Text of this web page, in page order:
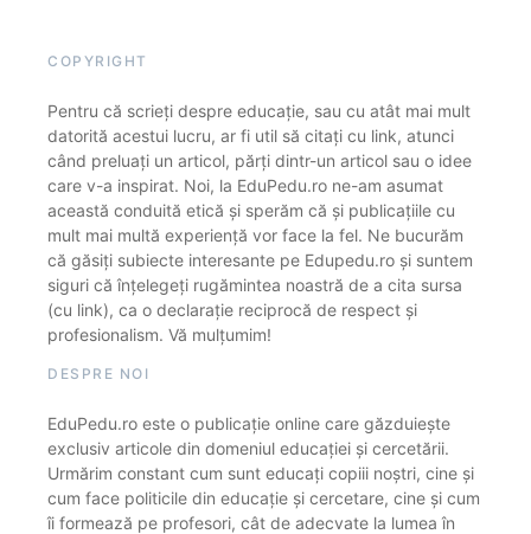
COPYRIGHT
Pentru că scrieți despre educație, sau cu atât mai mult
datorită acestui lucru, ar fi util să citați cu link, atunci
când preluați un articol, părți dintr-un articol sau o idee
care v-a inspirat. Noi, la EduPedu.ro ne-am asumat
această conduită etică și sperăm că și publicațiile cu
mult mai multă experiență vor face la fel. Ne bucurăm
că găsiți subiecte interesante pe Edupedu.ro și suntem
siguri că înțelegeți rugămintea noastră de a cita sursa
(cu link), ca o declarație reciprocă de respect și
profesionalism. Vă mulțumim!
DESPRE NOI
EduPedu.ro este o publicație online care găzduiește
exclusiv articole din domeniul educației și cercetării.
Urmărim constant cum sunt educați copiii noștri, cine și
cum face politicile din educație și cercetare, cine și cum
îi formează pe profesori, cât de adecvate la lumea în